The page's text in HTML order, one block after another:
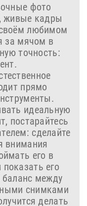
фото
живые кадры
любимом
за мячом в
точность:
прямо
идеальную
постарайтесь
сделайте
внимания
его в
его
баланс между
снимками
делать